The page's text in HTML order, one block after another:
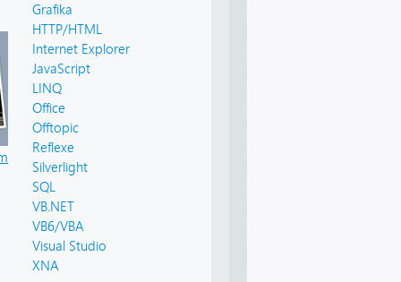
Grafika
HTTP/HTML
Internet Explorer
JavaScript
LINQ
Office
Offtopic
Reflexe
Silverlight
SQL
VB.NET
VB6/VBA
Visual Studio
XNA